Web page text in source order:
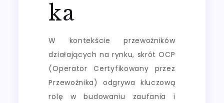
ka
W kontekście przewoźników
działających na rynku, skrót OCP
(Operator Certyfikowany przez
Przewoźnika) odgrywa kluczową
rolę w budowaniu zaufania i